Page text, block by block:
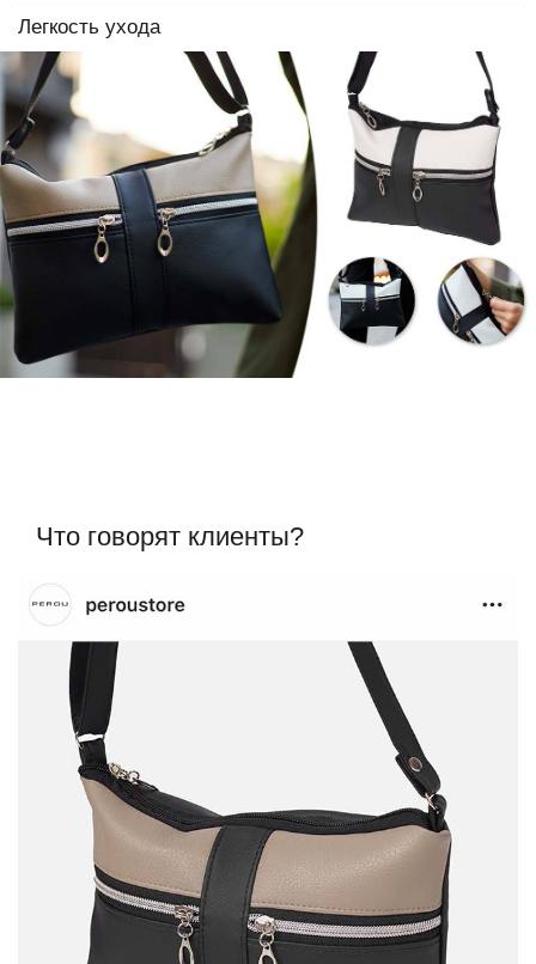
Легкость ухода
Что говорят клиенты?